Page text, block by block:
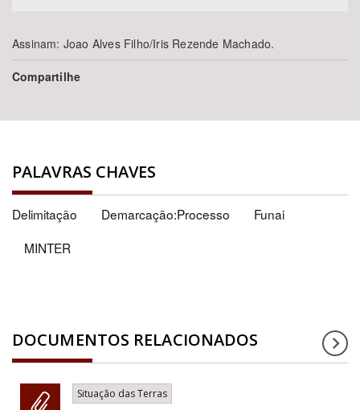
Assinam: Joao Alves Filho/Iris Rezende Machado.
Compartilhe
PALAVRAS CHAVES
Delimitação Demarcação:Processo
Funai
MINTER
DOCUMENTOS RELACIONADOS
Situação das Terras